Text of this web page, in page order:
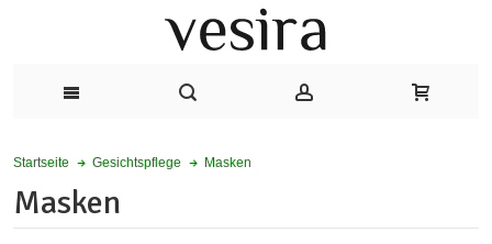
Startseite Gesichtspflege Masken
Masken